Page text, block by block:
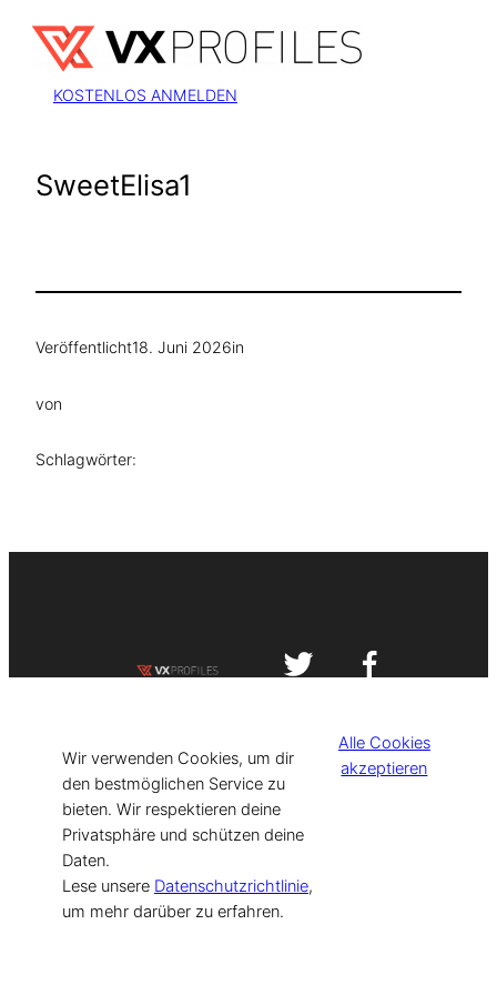
Inhalt
springen
KOSTENLOS ANMELDEN
SweetElisa1
Veröffentlicht18. Juni 2026in
von
Schlagwörter:
[current_year] VISIT-X. Made with
for Models & Influencers!
Wir verwenden Cookies, um dir
den bestmöglichen Service zu
bieten. Wir respektieren deine
Privatsphäre und schützen deine
Daten.
Lese unsere Datenschutzrichtlinie,
um mehr darüber zu erfahren.
Alle Cookies
akzeptieren